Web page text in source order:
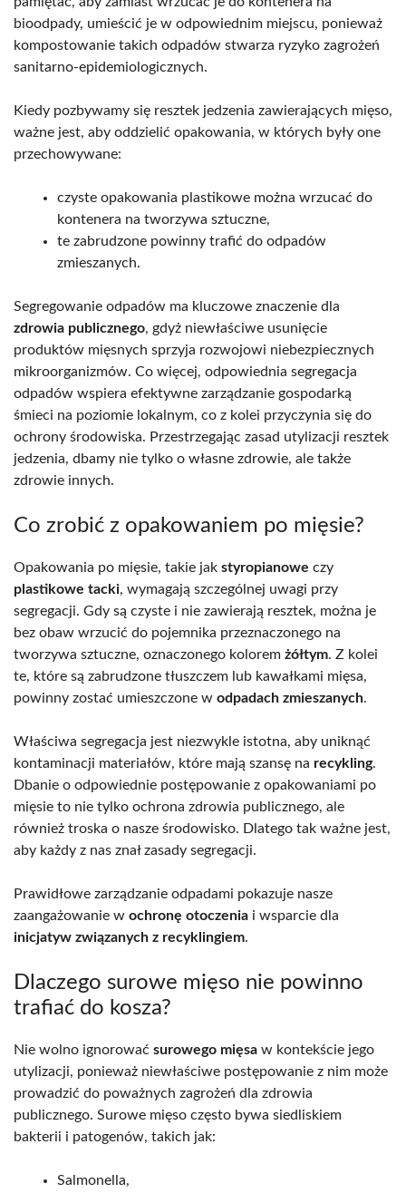
bioodpady, umieścić je w odpowiednim miejscu, ponieważ
kompostowanie takich odpadów stwarza ryzyko zagrożeń
sanitarno-epidemiologicznych.
Kiedy pozbywamy się resztek jedzenia zawierających mięso,
ważne jest, aby oddzielić opakowania, w których były one
przechowywane:
czyste opakowania plastikowe można wrzucać do
kontenera na tworzywa sztuczne,
te zabrudzone powinny trafić do odpadów
zmieszanych.
Segregowanie odpadów ma kluczowe znaczenie dla
zdrowia publicznego, gdyż niewłaściwe usunięcie
produktów mięsnych sprzyja rozwojowi niebezpiecznych
mikroorganizmów. Co więcej, odpowiednia segregacja
odpadów wspiera efektywne zarządzanie gospodarką
śmieci na poziomie lokalnym, co z kolei przyczynia się do
ochrony środowiska. Przestrzegając zasad utylizacji resztek
jedzenia, dbamy nie tylko o własne zdrowie, ale także
zdrowie innych.
Co zrobić z opakowaniem po mięsie?
Opakowania po mięsie, takie jak styropianowe czy
plastikowe tacki, wymagają szczególnej uwagi przy
segregacji. Gdy są czyste i nie zawierają resztek, można je
bez obaw wrzucić do pojemnika przeznaczonego na
tworzywa sztuczne, oznaczonego kolorem żółtym. Z kolei
te, które są zabrudzone tłuszczem lub kawałkami mięsa,
powinny zostać umieszczone w odpadach zmieszanych.
Właściwa segregacja jest niezwykle istotna, aby uniknąć
kontaminacji materiałów, które mają szansę na recykling.
Dbanie o odpowiednie postępowanie z opakowaniami po
mięsie to nie tylko ochrona zdrowia publicznego, ale
również troska o nasze środowisko. Dlatego tak ważne jest,
aby każdy z nas znał zasady segregacji.
Prawidłowe zarządzanie odpadami pokazuje nasze
zaangażowanie w ochronę otoczenia i wsparcie dla
inicjatyw związanych z recyklingiem.
Dlaczego surowe mięso nie powinno
trafiać do kosza?
Nie wolno ignorować surowego mięsa w kontekście jego
utylizacji, ponieważ niewłaściwe postępowanie z nim może
prowadzić do poważnych zagrożeń dla zdrowia
publicznego. Surowe mięso często bywa siedliskiem
bakterii i patogenów, takich jak:
Salmonella,